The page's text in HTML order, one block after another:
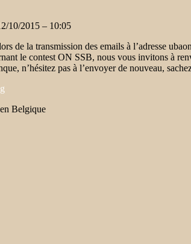
10/2015 – 10:05
de la transmission des emails à l’adresse ubaon
le contest ON SSB, nous vous invitons à
n’hésitez pas à l’envoyer de nouveau,
Belgique